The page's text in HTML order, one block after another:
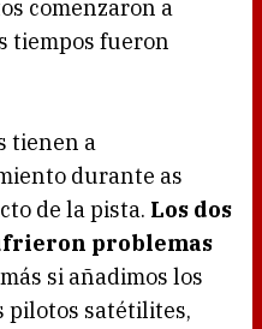
comenzaron a
tiempos fueron
tienen a
durante as
de la pista. Los dos
problemas
si añadimos los
pilotos satétilites,